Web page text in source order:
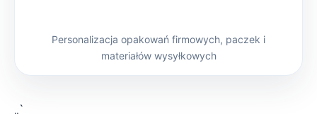
Personalizacja opakowań firmowych, paczek i
materiałów wysyłkowych
„`